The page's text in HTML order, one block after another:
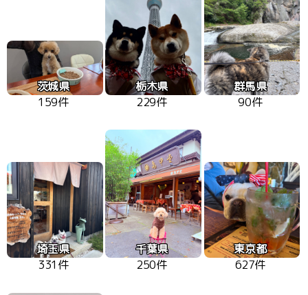
茨城県
159件
栃木県
229件
群馬県
90件
埼玉県
331件
千葉県
250件
東京都
627件